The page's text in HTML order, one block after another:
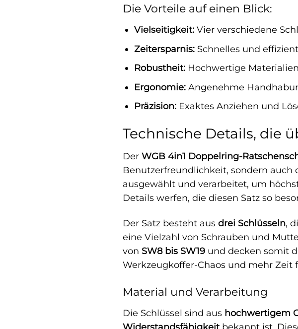
Die Vorteile auf einen Blick:
Vielseitigkeit:Vier verschiedene
Zeitersparnis:Schnelles und
Robustheit:Hochwertige
Ergonomie:Angenehme
Präzision:Exaktes Anziehen und
Technische Details, die
Der WGB 4in1 Doppelring-
Benutzerfreundlichkeit, sondern auch
ausgewählt und verarbeitet, um
Details werfen, die diesen Satz so
Der Satz besteht aus drei Schlüsseln,
eine Vielzahl von Schrauben und
von SW8 bis SW19 und decken somit
Werkzeugkoffer-Chaos und mehr Zeit
Material und Verarbeitung
Die Schlüssel sind aus hochwertigem
Widerstandsfähigkeitbekannt ist.